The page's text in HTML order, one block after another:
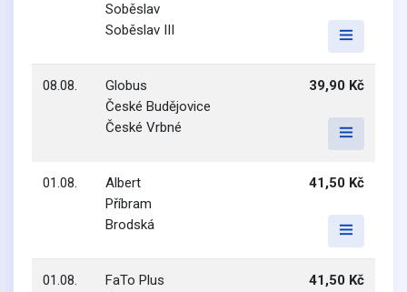
Soběslav
Soběslav III
08.08.
Globus
České Budějovice
České Vrbné
39,90 Kč
01.08.
Albert
Příbram
Brodská
41,50 Kč
01.08.
FaTo Plus
41,50 Kč